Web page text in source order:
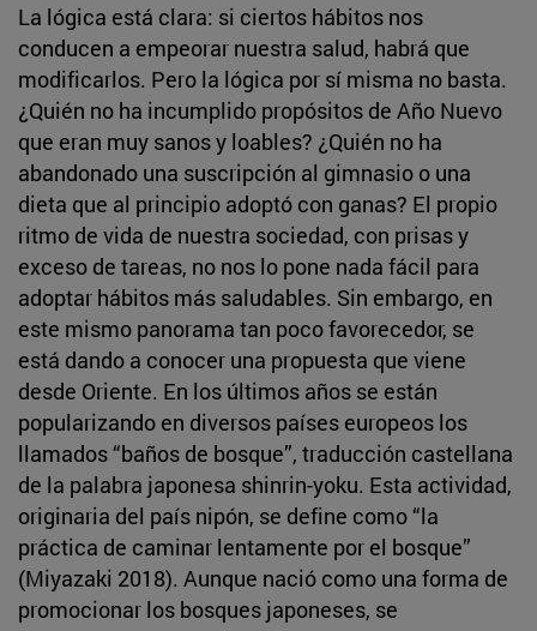
La lógica está clara: si ciertos hábitos nos
conducen a empeorar nuestra salud, habrá que
modificarlos. Pero la lógica por sí misma no basta.
¿Quién no ha incumplido propósitos de Año Nuevo
que eran muy sanos y loables? ¿Quién no ha
abandonado una suscripción al gimnasio o una
dieta que al principio adoptó con ganas? El propio
ritmo de vida de nuestra sociedad, con prisas y
exceso de tareas, no nos lo pone nada fácil para
adoptar hábitos más saludables. Sin embargo, en
este mismo panorama tan poco favorecedor, se
está dando a conocer una propuesta que viene
desde Oriente. En los últimos años se están
popularizando en diversos países europeos los
llamados “baños de bosque”, traducción castellana
de la palabra japonesa shinrin-yoku. Esta actividad,
originaria del país nipón, se define como “la
práctica de caminar lentamente por el bosque”
(Miyazaki 2018). Aunque nació como una forma de
promocionar los bosques japoneses, se